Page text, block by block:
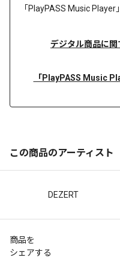
「PlayPASS Music Player
デジタル商品に
「PlayPASS Music
この商品のアーティスト
DEZERT
商品を
シェアする